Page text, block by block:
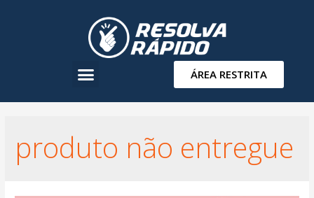
ÁREA RESTRITA
produto não entregue